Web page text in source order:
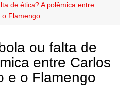
de ética? A polêmica entre
o Flamengo
ou falta de
entre Carlos
e o Flamengo